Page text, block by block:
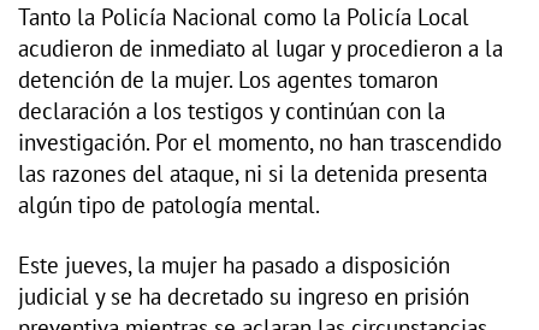
Tanto la Policía Nacional como la Policía Local
acudieron de inmediato al lugar y procedieron a la
detención de la mujer. Los agentes tomaron
declaración a los testigos y continúan con la
investigación. Por el momento, no han trascendido
las razones del ataque, ni si la detenida presenta
algún tipo de patología mental.
Este jueves, la mujer ha pasado a disposición
judicial y se ha decretado su ingreso en prisión